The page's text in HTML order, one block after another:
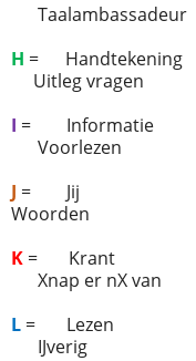
Taalambassadeur
H = Handtekening
Uitleg vragen
I = Informatie
Voorlezen
J = Jij
Woorden
K = Krant
Xnap er nX van
L = Lezen
IJverig